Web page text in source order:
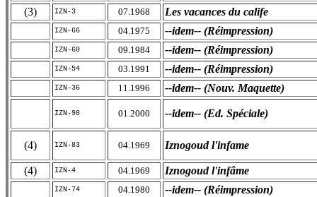
(3) IZN-3 07.1968 Les vacances du calife
IZN-66 04.1975 --idem-- (Réimpression)
IZN-60 09.1984 --idem-- (Réimpression)
IZN-54 03.1991 --idem-- (Réimpression)
IZN-36 11.1996 --idem-- (Nouv. Maquette)
IZN-98 01.2000 --idem-- (Ed. Spéciale)
(4) IZN-83 04.1969 Iznogoud l'infame
(4) IZN-4 04.1969 Iznogoud l'infâme
IZN-74 04.1980 --idem-- (Réimpression)